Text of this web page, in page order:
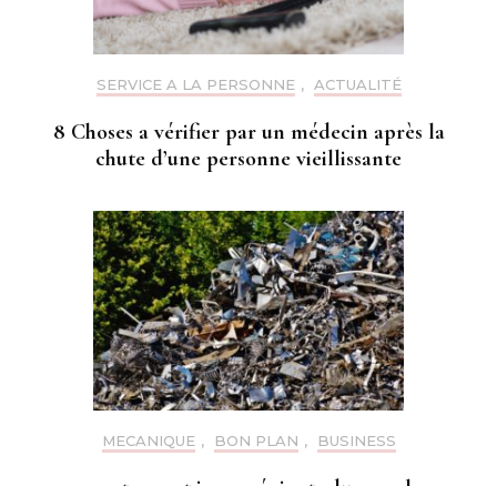
SERVICE A LA PERSONNE , ACTUALITÉ
8 Choses a vérifier par un médecin après la
chute d’une personne vieillissante
MECANIQUE , BON PLAN , BUSINESS